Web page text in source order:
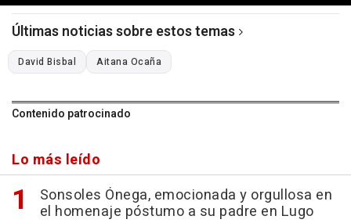
Últimas noticias sobre estos temas
David Bisbal Aitana Ocaña
Contenido patrocinado
Lo más leído
Sonsoles Ónega, emocionada y orgullosa en
el homenaje póstumo a su padre en Lugo